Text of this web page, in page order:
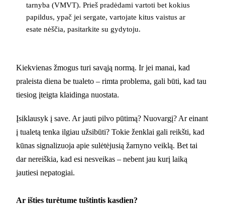
tarnyba (VMVT). Prieš pradėdami vartoti bet kokius
papildus, ypač jei sergate, vartojate kitus vaistus ar
esate nėščia, pasitarkite su gydytoju.
Kiekvienas žmogus turi savąją normą. Ir jei manai, kad
praleista diena be tualeto – rimta problema, gali būti, kad tau
tiesiog įteigta klaidinga nuostata.
Įsiklausyk į save. Ar jauti pilvo pūtimą? Nuovargį? Ar einant
į tualetą tenka ilgiau užsibūti? Tokie ženklai gali reikšti, kad
kūnas signalizuoja apie sulėtėjusią žarnyno veiklą. Bet tai
dar nereiškia, kad esi nesveikas – nebent jau kurį laiką
jautiesi nepatogiai.
Ar išties turėtume tuštintis kasdien?